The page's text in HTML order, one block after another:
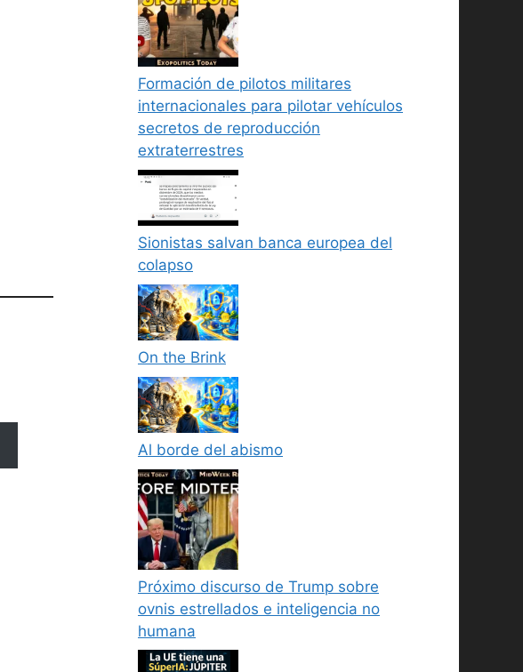
Formación de pilotos militares
internacionales para pilotar vehículos
secretos de reproducción
extraterrestres
Sionistas salvan banca europea del
colapso
On the Brink
Al borde del abismo
Próximo discurso de Trump sobre
ovnis estrellados e inteligencia no
humana